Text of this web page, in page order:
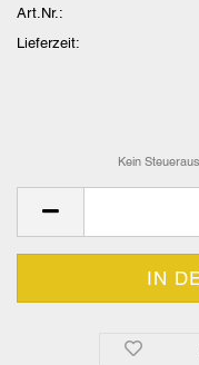
Art.Nr.:
Lieferzeit:
Kein